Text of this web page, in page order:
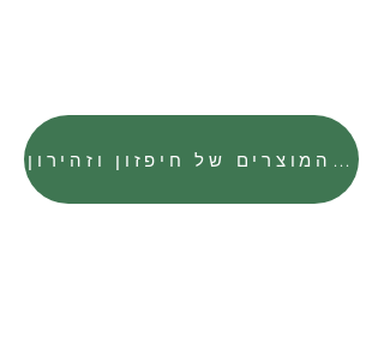
לחצו לחנות המוצרים של חיפזון וזהירון